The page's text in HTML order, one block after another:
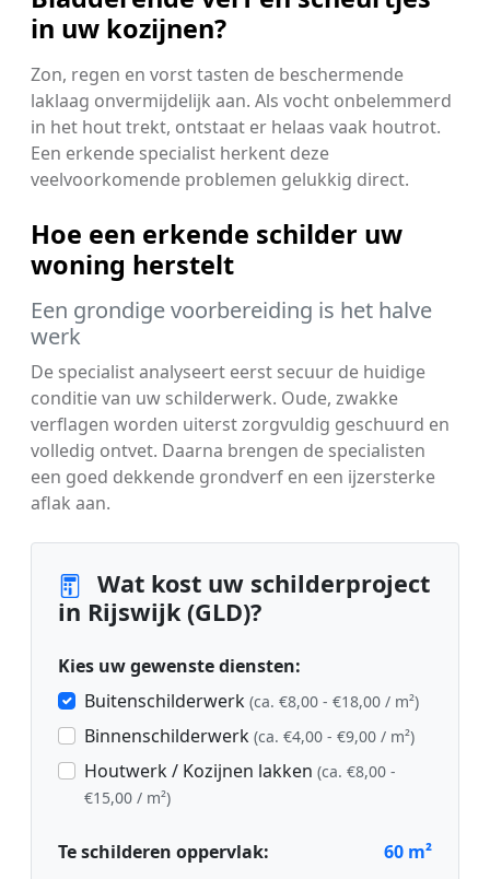
in uw kozijnen?
Zon, regen en vorst tasten de beschermende
laklaag onvermijdelijk aan. Als vocht onbelemmerd
in het hout trekt, ontstaat er helaas vaak houtrot.
Een erkende specialist herkent deze
veelvoorkomende problemen gelukkig direct.
Hoe een erkende schilder uw
woning herstelt
Een grondige voorbereiding is het halve
werk
De specialist analyseert eerst secuur de huidige
conditie van uw schilderwerk. Oude, zwakke
verflagen worden uiterst zorgvuldig geschuurd en
volledig ontvet. Daarna brengen de specialisten
een goed dekkende grondverf en een ijzersterke
aflak aan.
Wat kost uw schilderproject
in Rijswijk (GLD)?
Kies uw gewenste diensten:
Buitenschilderwerk (ca. €8,00 - €18,00 / m²)
Binnenschilderwerk (ca. €4,00 - €9,00 / m²)
Houtwerk / Kozijnen lakken (ca. €8,00 -
€15,00 / m²)
Te schilderen oppervlak: 60 m²